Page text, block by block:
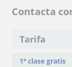
Contacta
Tarifa
1ª clase gratis